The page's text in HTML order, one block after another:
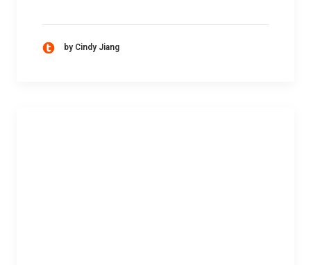
by Cindy Jiang